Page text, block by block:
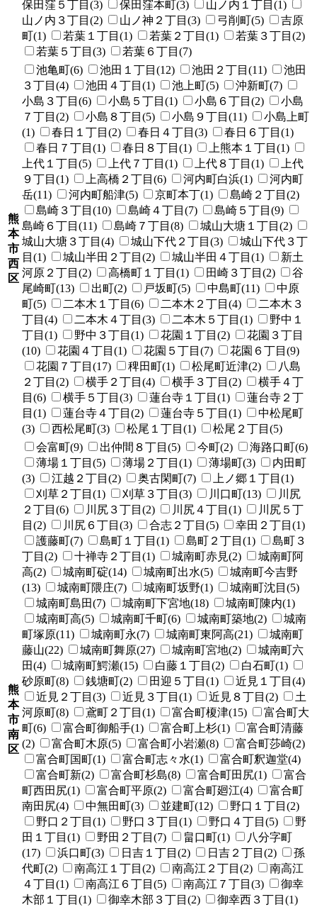
保田窪５丁目(3) 保田窪本町(3)
山ノ内１丁目(1)
山ノ内３丁目(2)
山ノ神２丁目(3) 弓削町(5)
吉原
町(1)
若葉１丁目(1) 若葉２丁目(1)
若葉３丁目(2)
若葉５丁目(3)
若葉６丁目(7)
熊
本
市
西
区
池亀町(6) 池田１丁目(12) 池田２丁目(11)
池田
３丁目(4)
池田４丁目(1) 池上町(5)
沖新町(7)
小島３丁目(6)
小島５丁目(1) 小島６丁目(2)
小島
７丁目(2)
小島８丁目(5) 小島９丁目(11)
小島上町
(1)
春日１丁目(2) 春日４丁目(3)
春日６丁目(1)
春日７丁目(1)
春日８丁目(1)
上熊本１丁目(1)
上代１丁目(5)
上代７丁目(1) 上代８丁目(1)
上代
９丁目(1)
上高橋２丁目(6) 河内町白浜(1)
河内町
岳(11)
河内町船津(5) 京町本丁(1)
島崎２丁目(2)
島崎３丁目(10)
島崎４丁目(7)
島崎５丁目(9)
島崎６丁目(11)
島崎７丁目(8)
城山大塘１丁目(2)
城山大塘３丁目(4)
城山下代２丁目(3)
城山下代３丁
目(1)
城山半田２丁目(2) 城山半田４丁目(1)
新土
河原２丁目(2)
高橋町１丁目(1) 田崎３丁目(2)
谷
尾崎町(13)
出町(2) 戸坂町(5) 中島町(11)
中原
町(5)
二本木１丁目(6) 二本木２丁目(4)
二本木３
丁目(4)
二本木４丁目(3) 二本木５丁目(1)
野中１
丁目(1)
野中３丁目(1) 花園１丁目(2)
花園３丁目
(10)
花園４丁目(1) 花園５丁目(7)
花園６丁目(9)
花園７丁目(17)
稗田町(1) 松尾町近津(2)
八島
２丁目(2)
横手２丁目(4) 横手３丁目(2)
横手４丁
目(6)
横手５丁目(3) 蓮台寺１丁目(1)
蓮台寺２丁
目(1)
蓮台寺４丁目(2) 蓮台寺５丁目(1)
中松尾町
(3)
西松尾町(3) 松尾１丁目(1) 松尾２丁目(5)
熊
本
市
南
区
会富町(9) 出仲間８丁目(5) 今町(2)
海路口町(6)
薄場１丁目(5)
薄場２丁目(1) 薄場町(3)
内田町
(3)
江越２丁目(2) 奥古閑町(7)
上ノ郷１丁目(1)
刈草２丁目(1)
刈草３丁目(3) 川口町(13)
川尻
２丁目(6)
川尻３丁目(2) 川尻４丁目(1)
川尻５丁
目(2)
川尻６丁目(3) 合志２丁目(5)
幸田２丁目(1)
護藤町(7)
島町１丁目(1) 島町２丁目(1)
島町３
丁目(2)
十禅寺２丁目(1) 城南町赤見(2)
城南町阿
高(2)
城南町碇(14) 城南町出水(5)
城南町今吉野
(13)
城南町隈庄(7) 城南町坂野(1)
城南町沈目(5)
城南町島田(7)
城南町下宮地(18)
城南町陳内(1)
城南町高(5)
城南町千町(6) 城南町築地(2)
城南
町塚原(11)
城南町永(7) 城南町東阿高(21)
城南町
藤山(22)
城南町舞原(27) 城南町宮地(2)
城南町六
田(4)
城南町鰐瀬(15) 白藤１丁目(2)
白石町(1)
砂原町(8)
銭塘町(2) 田迎５丁目(1)
近見１丁目(4)
近見２丁目(3)
近見３丁目(1) 近見８丁目(2)
土
河原町(8)
鳶町２丁目(1) 富合町榎津(15)
富合町大
町(6)
富合町御船手(1) 富合町上杉(1)
富合町清藤
(2)
富合町木原(5) 富合町小岩瀬(8)
富合町莎崎(2)
富合町国町(1)
富合町志々水(1)
富合町釈迦堂(4)
富合町新(2)
富合町杉島(8) 富合町田尻(1)
富合
町西田尻(1)
富合町平原(2) 富合町廻江(4)
富合町
南田尻(4)
中無田町(3) 並建町(12)
野口１丁目(2)
野口２丁目(1)
野口３丁目(1) 野口４丁目(5)
野
田１丁目(1)
野田２丁目(7) 畠口町(1)
八分字町
(17)
浜口町(3) 日吉１丁目(2) 日吉２丁目(2)
孫
代町(2)
南高江１丁目(2) 南高江２丁目(2)
南高江
４丁目(1)
南高江６丁目(5) 南高江７丁目(3)
御幸
木部１丁目(1)
御幸木部３丁目(2)
御幸西３丁目(1)